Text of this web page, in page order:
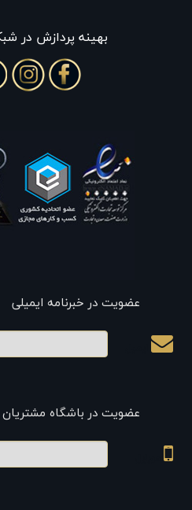
بهينه پردازش در
عضویت در خبرنامه ایمیلی
عضویت در باشگاه مشتریان